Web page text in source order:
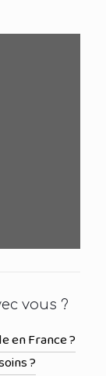
vous ?
en France ?
?